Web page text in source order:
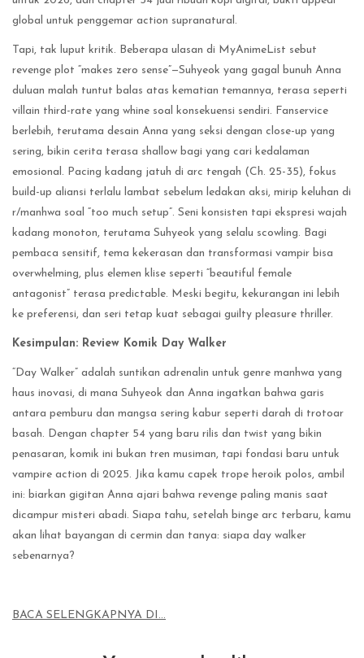
global untuk penggemar action supranatural.
Tapi, tak luput kritik. Beberapa ulasan di MyAnimeList sebut
revenge plot “makes zero sense”—Suhyeok yang gagal bunuh Anna
duluan malah tuntut balas atas kematian temannya, terasa seperti
villain third-rate yang whine soal konsekuensi sendiri. Fanservice
berlebih, terutama desain Anna yang seksi dengan close-up yang
sering, bikin cerita terasa shallow bagi yang cari kedalaman
emosional. Pacing kadang jatuh di arc tengah (Ch. 25-35), fokus
build-up aliansi terlalu lambat sebelum ledakan aksi, mirip keluhan di
r/manhwa soal “too much setup”. Seni konsisten tapi ekspresi wajah
kadang monoton, terutama Suhyeok yang selalu scowling. Bagi
pembaca sensitif, tema kekerasan dan transformasi vampir bisa
overwhelming, plus elemen klise seperti “beautiful female
antagonist” terasa predictable. Meski begitu, kekurangan ini lebih
ke preferensi, dan seri tetap kuat sebagai guilty pleasure thriller.
Kesimpulan: Review Komik Day Walker
“Day Walker” adalah suntikan adrenalin untuk genre manhwa yang
haus inovasi, di mana Suhyeok dan Anna ingatkan bahwa garis
antara pemburu dan mangsa sering kabur seperti darah di trotoar
basah. Dengan chapter 54 yang baru rilis dan twist yang bikin
penasaran, komik ini bukan tren musiman, tapi fondasi baru untuk
vampire action di 2025. Jika kamu capek trope heroik polos, ambil
ini: biarkan gigitan Anna ajari bahwa revenge paling manis saat
dicampur misteri abadi. Siapa tahu, setelah binge arc terbaru, kamu
akan lihat bayangan di cermin dan tanya: siapa day walker
sebenarnya?
BACA SELENGKAPNYA DI…